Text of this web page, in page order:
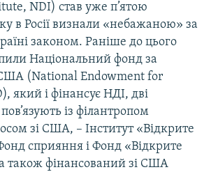
NDI) став уже п’ятою
в Росії визнали «небажаною» за
законом. Раніше до цього
Національний фонд за
(National Endowment for
який і фінансує НДІ, дві
пов’язують із філантропом
зі США, – Інститут «Відкрите
сприяння і Фонд «Відкрите
а також фінансований зі США